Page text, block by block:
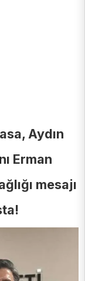
Aydın
Erman
mesajı